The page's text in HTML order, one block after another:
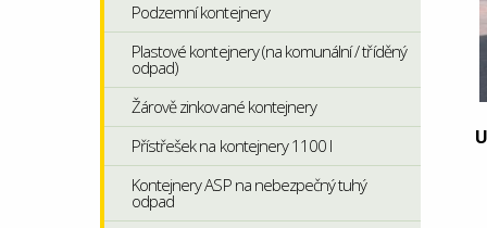
Podzemní kontejnery
Plastové kontejnery (na komunální / tříděný
odpad)
Žárově zinkované kontejnery
Přístřešek na kontejnery 1100 l
Kontejnery ASP na nebezpečný tuhý
odpad